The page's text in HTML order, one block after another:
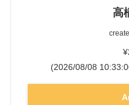
高
(2026/08/08